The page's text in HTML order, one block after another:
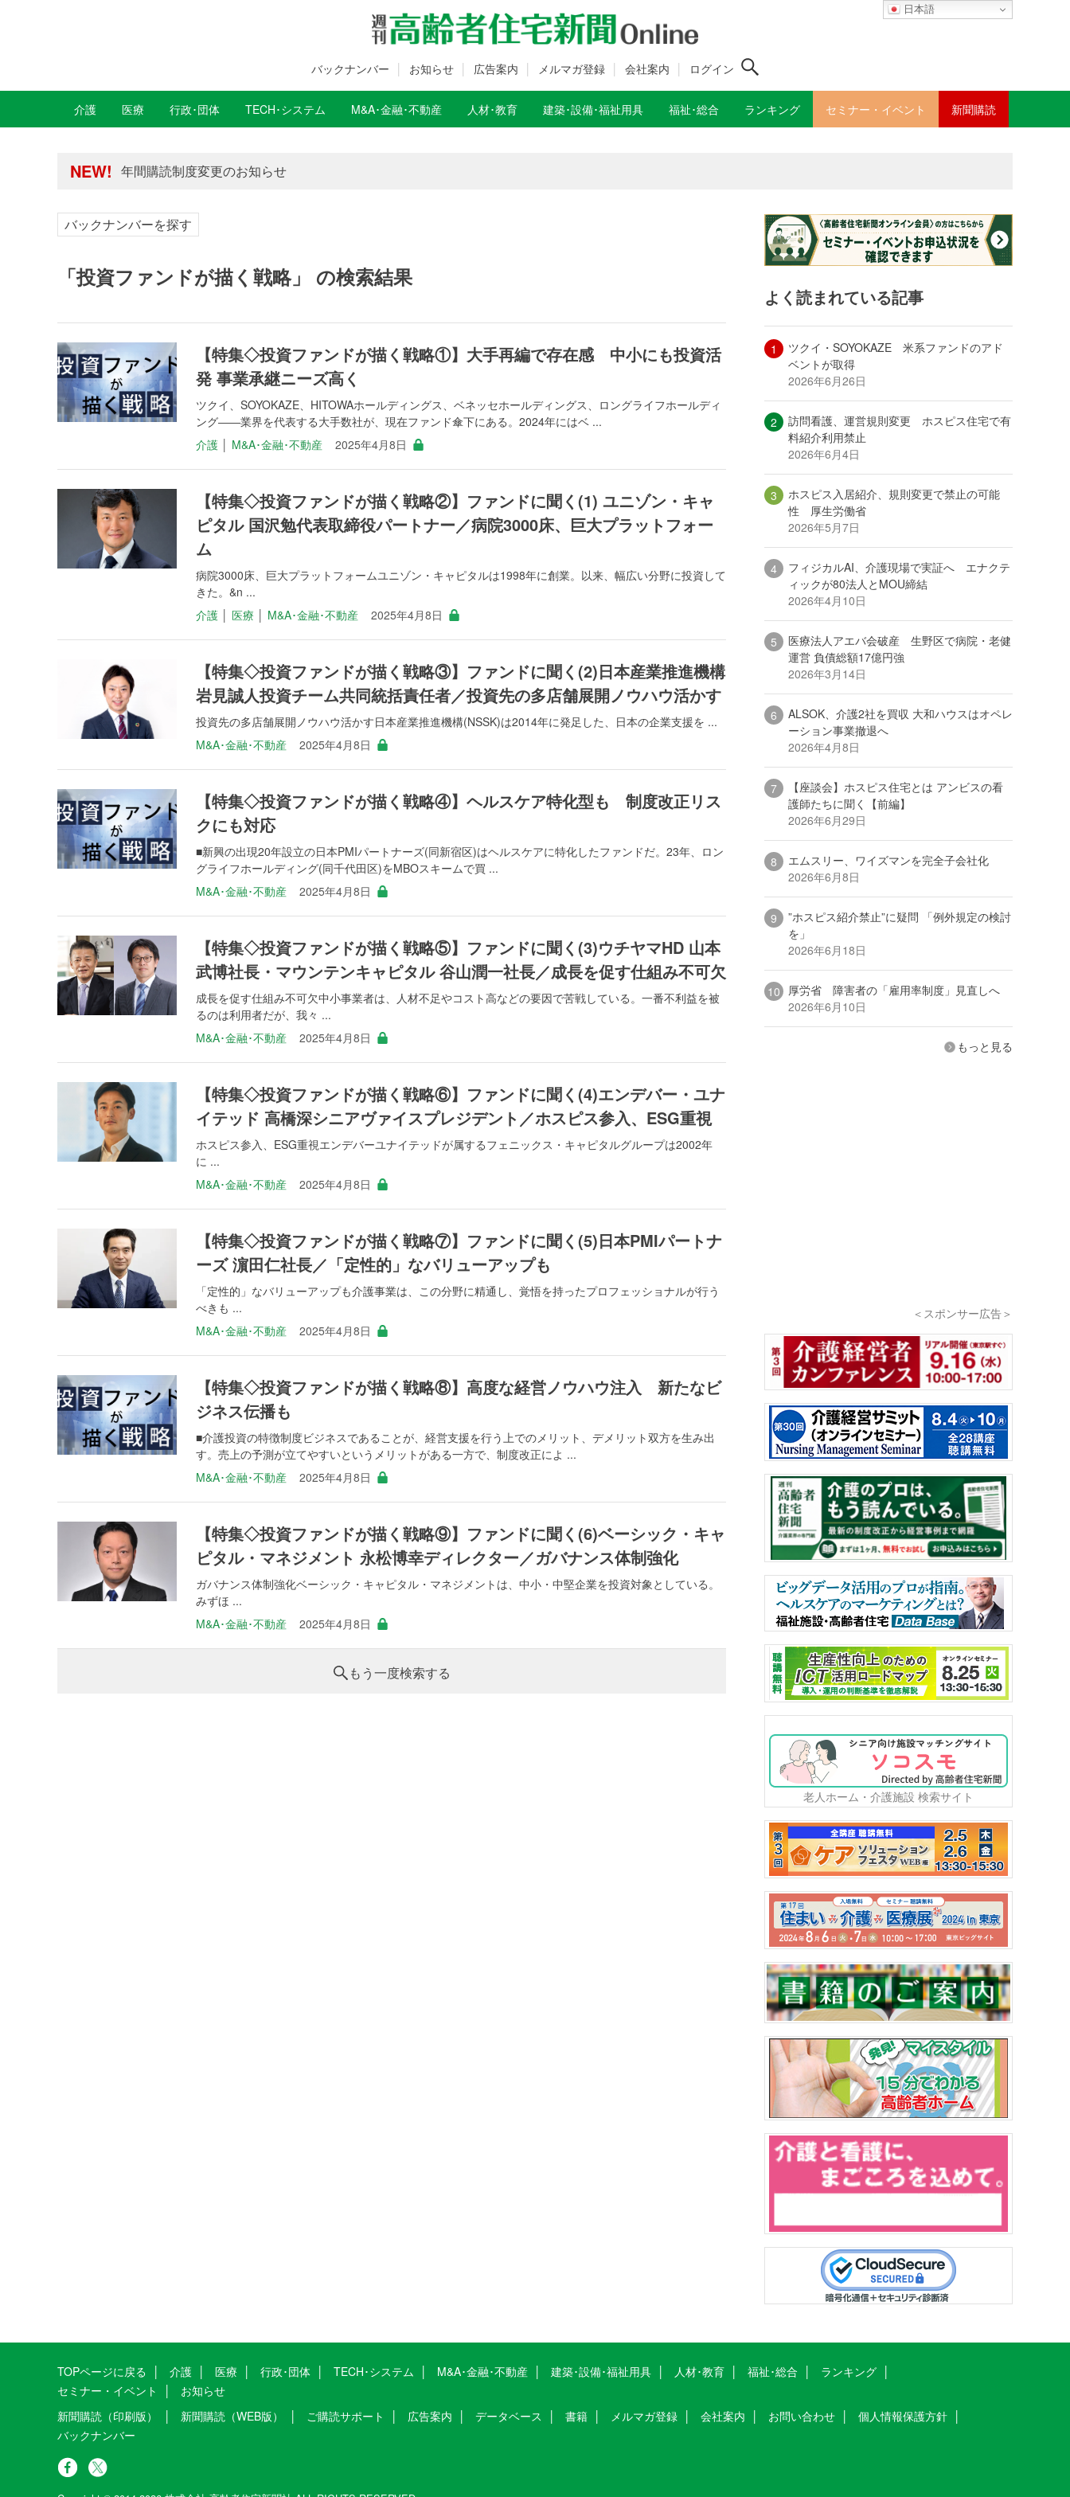
日本語
バックナンバー お知らせ 広告案内 メルマガ登録 会社案内 ログイン
介護 医療 行政･団体 TECH･システム M&A･金融･不動産 人材･教育 建築･設備･福祉用具 福祉･総合 ランキング セミナー・イベント 新聞購読
NEW!
年間購読制度変更のお知らせ
高齢者住宅新聞 無料会員の皆様へ閲覧本数変更のお知らせ
バックナンバーを探す
「投資ファンドが描く戦略」 の検索結果
【特集◇投資ファンドが描く戦略①】大手再編で存在感 中小にも投資活
発 事業承継ニーズ高く
ツクイ、SOYOKAZE、HITOWAホールディングス、ベネッセホールディングス、ロングライフホールディ
ング――業界を代表する大手数社が、現在ファンド傘下にある。2024年にはベ ...
介護
M&A･金融･不動産 2025年4月8日
【特集◇投資ファンドが描く戦略②】ファンドに聞く(1) ユニゾン・キャ
ピタル 国沢勉代表取締役パートナー／病院3000床、巨大プラットフォー
ム
病院3000床、巨大プラットフォームユニゾン・キャピタルは1998年に創業。以来、幅広い分野に投資して
きた。&n ...
介護
医療 M&A･金融･不動産 2025年4月8日
【特集◇投資ファンドが描く戦略③】ファンドに聞く(2)日本産業推進機構
岩見誠人投資チーム共同統括責任者／投資先の多店舗展開ノウハウ活かす
投資先の多店舗展開ノウハウ活かす日本産業推進機構(NSSK)は2014年に発足した、日本の企業支援を ...
M&A･金融･不動産
2025年4月8日
【特集◇投資ファンドが描く戦略④】ヘルスケア特化型も 制度改正リス
クにも対応
■新興の出現20年設立の日本PMIパートナーズ(同新宿区)はヘルスケアに特化したファンドだ。23年、ロン
グライフホールディング(同千代田区)をMBOスキームで買 ...
M&A･金融･不動産
2025年4月8日
【特集◇投資ファンドが描く戦略⑤】ファンドに聞く(3)ウチヤマHD 山本
武博社長・マウンテンキャピタル 谷山潤一社長／成長を促す仕組み不可欠
成長を促す仕組み不可欠中小事業者は、人材不足やコスト高などの要因で苦戦している。一番不利益を被
るのは利用者だが、我々 ...
M&A･金融･不動産
2025年4月8日
【特集◇投資ファンドが描く戦略⑥】ファンドに聞く(4)エンデバー・ユナ
イテッド 高橋深シニアヴァイスプレジデント／ホスピス参入、ESG重視
ホスピス参入、ESG重視エンデバーユナイテッドが属するフェニックス・キャピタルグループは2002年
に ...
M&A･金融･不動産
2025年4月8日
【特集◇投資ファンドが描く戦略⑦】ファンドに聞く(5)日本PMIパートナ
ーズ 濵田仁社長／「定性的」なバリューアップも
「定性的」なバリューアップも介護事業は、この分野に精通し、覚悟を持ったプロフェッショナルが行う
べきも ...
M&A･金融･不動産
2025年4月8日
【特集◇投資ファンドが描く戦略⑧】高度な経営ノウハウ注入 新たなビ
ジネス伝播も
■介護投資の特徴制度ビジネスであることが、経営支援を行う上でのメリット、デメリット双方を生み出
す。売上の予測が立てやすいというメリットがある一方で、制度改正によ ...
M&A･金融･不動産
2025年4月8日
【特集◇投資ファンドが描く戦略⑨】ファンドに聞く(6)ベーシック・キャ
ピタル・マネジメント 永松博幸ディレクター／ガバナンス体制強化
ガバナンス体制強化ベーシック・キャピタル・マネジメントは、中小・中堅企業を投資対象としている。
みずほ ...
M&A･金融･不動産
2025年4月8日
もう一度検索する
よく読まれている記事
ツクイ・SOYOKAZE 米系ファンドのアド
ベントが取得
2026年6月26日
訪問看護、運営規則変更 ホスピス住宅で有
料紹介利用禁止
2026年6月4日
ホスピス入居紹介、規則変更で禁止の可能
性 厚生労働省
2026年5月7日
フィジカルAI、介護現場で実証へ エナクテ
ィックが80法人とMOU締結
2026年4月10日
医療法人アエバ会破産 生野区で病院・老健
運営 負債総額17億円強
2026年3月14日
ALSOK、介護2社を買収 大和ハウスはオペレ
ーション事業撤退へ
2026年4月8日
【座談会】ホスピス住宅とは アンビスの看
護師たちに聞く【前編】
2026年6月29日
エムスリー、ワイズマンを完全子会社化
2026年6月8日
”ホスピス紹介禁止”に疑問 「例外規定の検討
を」
2026年6月18日
厚労省 障害者の「雇用率制度」見直しへ
2026年6月10日
もっと見る
＜スポンサー広告＞
老人ホーム・介護施設 検索サイト
TOPページに戻る 介護 医療 行政･団体 TECH･システム M&A･金融･不動産 建築･設備･福祉用具 人材･教育 福祉･総合
ランキング
セミナー・イベント
お知らせ
新聞購読（印刷版）
新聞購読（WEB版） ご購読サポート 広告案内 データベース 書籍 メルマガ登録 会社案内 お問い合わせ
個人情報保護方針
バックナンバー